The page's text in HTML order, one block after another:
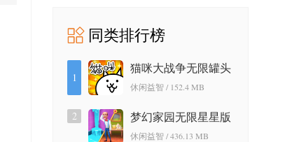
同类排行榜
1
猫咪大战争无限罐头
版 12.3.0 最新版
休闲益智 / 152.4 MB
2
梦幻家园无限星星版
7.5.0 安卓版
休闲益智 / 436.13 MB